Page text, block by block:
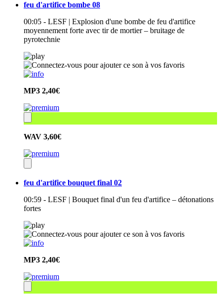
feu d'artifice bombe 08
00:05 - LESF | Explosion d'une bombe de feu d'artifice
moyennement forte avec tir de mortier – bruitage de
pyrotechnie
MP3 2,40€
WAV 3,60€
feu d'artifice bouquet final 02
00:59 - LESF | Bouquet final d'un feu d'artifice – détonations
fortes
MP3 2,40€